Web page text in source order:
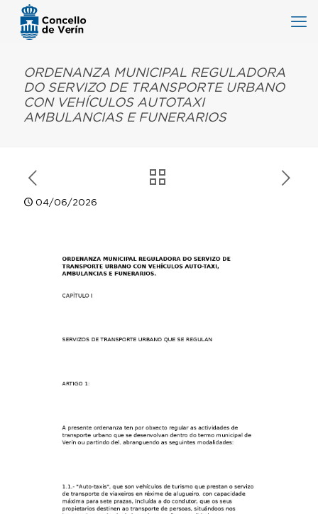
ORDENANZA MUNICIPAL REGULADORA
DO SERVIZO DE TRANSPORTE URBANO
CON VEHÍCULOS AUTOTAXI
AMBULANCIAS E FUNERARIOS
04/06/2026